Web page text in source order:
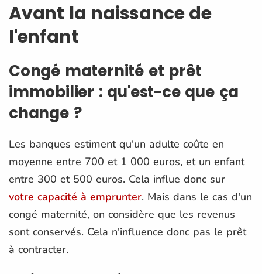
Avant la naissance de
l'enfant
Congé maternité et prêt
immobilier : qu'est-ce que ça
change ?
Les banques estiment qu'un adulte coûte en
moyenne entre 700 et 1 000 euros, et un enfant
entre 300 et 500 euros. Cela influe donc sur
votre capacité à emprunter. Mais dans le cas d'un
congé maternité, on considère que les revenus
sont conservés. Cela n'influence donc pas le prêt
à contracter.